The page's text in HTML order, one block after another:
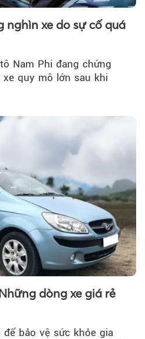
nghìn xe do sự cố quá
Nam Phi đang chứng
quy mô lớn sau khi
dòng xe giá rẻ
bảo vệ sức khỏe gia